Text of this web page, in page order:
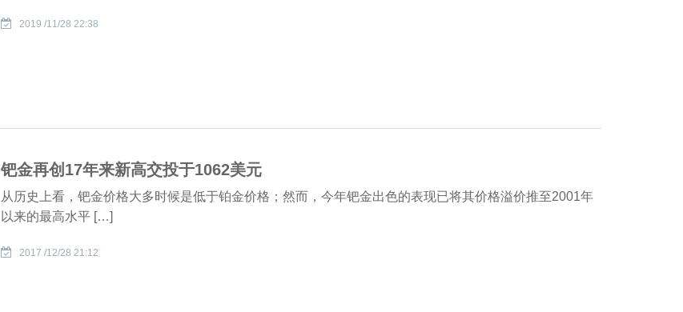
2019 /11/28 22:38
钯金再创17年来新高交投于1062美元
从历史上看，钯金价格大多时候是低于铂金价格；然而，今年钯金出色的表现已将其价格溢价推至2001年
以来的最高水平 […]
2017 /12/28 21:12